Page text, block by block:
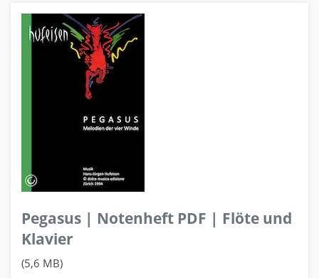
Pegasus | Notenheft PDF | Flöte und
Klavier
(5,6 MB)